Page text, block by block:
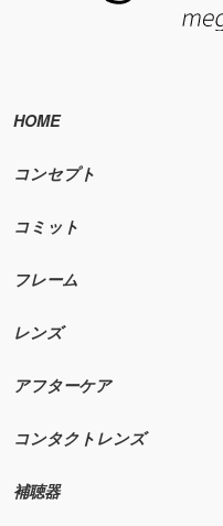
HOME
コンセプト
コミット
フレーム
レンズ
アフターケア
コンタクトレンズ
補聴器